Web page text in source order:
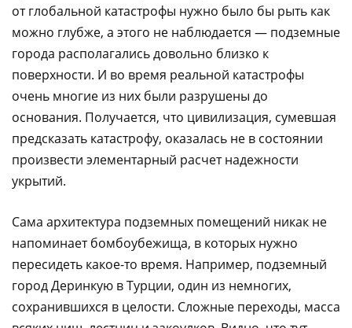
от глобальной катастрофы нужно было бы рыть как
можно глубже, а этого не наблюдается — подземные
города располагались довольно близко к
поверхности. И во время реальной катастрофы
очень многие из них были разрушены до
основания. Получается, что цивилизация, сумевшая
предсказать катастрофу, оказалась не в состоянии
произвести элементарный расчет надежности
укрытий.
Сама архитектура подземных помещений никак не
напоминает бомбоубежища, в которых нужно
пересидеть какое-то время. Например, подземный
город Деринкую в Турции, один из немногих,
сохранившихся в целости. Сложные переходы, масса